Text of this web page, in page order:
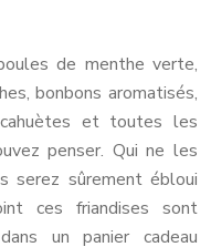
de menthe verte,
bonbons aromatisés,
et toutes les
penser. Qui ne les
serez sûrement ébloui
ces friandises sont
un panier cadeau